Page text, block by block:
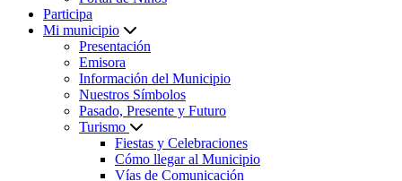
Participa
Mi municipio
Presentación
Emisora
Información del Municipio
Nuestros Símbolos
Pasado, Presente y Futuro
Turismo
Fiestas y Celebraciones
Cómo llegar al Municipio
Vías de Comunicación